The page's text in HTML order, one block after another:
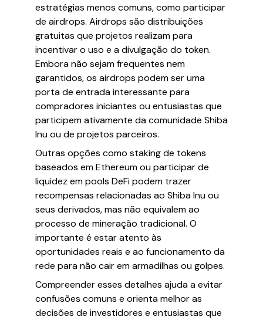
estratégias menos comuns, como participar
de airdrops. Airdrops são distribuições
gratuitas que projetos realizam para
incentivar o uso e a divulgação do token.
Embora não sejam frequentes nem
garantidos, os airdrops podem ser uma
porta de entrada interessante para
compradores iniciantes ou entusiastas que
participem ativamente da comunidade Shiba
Inu ou de projetos parceiros.
Outras opções como staking de tokens
baseados em Ethereum ou participar de
liquidez em pools DeFi podem trazer
recompensas relacionadas ao Shiba Inu ou
seus derivados, mas não equivalem ao
processo de mineração tradicional. O
importante é estar atento às
oportunidades reais e ao funcionamento da
rede para não cair em armadilhas ou golpes.
Compreender esses detalhes ajuda a evitar
confusões comuns e orienta melhor as
decisões de investidores e entusiastas que